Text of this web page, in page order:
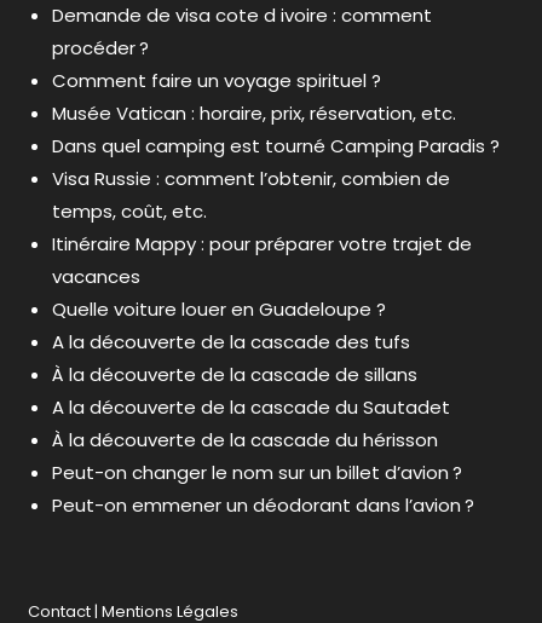
Demande de visa cote d ivoire : comment
procéder ?
Comment faire un voyage spirituel ?
Musée Vatican : horaire, prix, réservation, etc.
Dans quel camping est tourné Camping Paradis ?
Visa Russie : comment l’obtenir, combien de
temps, coût, etc.
Itinéraire Mappy : pour préparer votre trajet de
vacances
Quelle voiture louer en Guadeloupe ?
A la découverte de la cascade des tufs
À la découverte de la cascade de sillans
A la découverte de la cascade du Sautadet
À la découverte de la cascade du hérisson
Peut-on changer le nom sur un billet d’avion ?
Peut-on emmener un déodorant dans l’avion ?
Contact|Mentions Légales